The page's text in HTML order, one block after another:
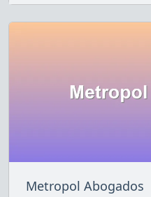
Metropol Abogados